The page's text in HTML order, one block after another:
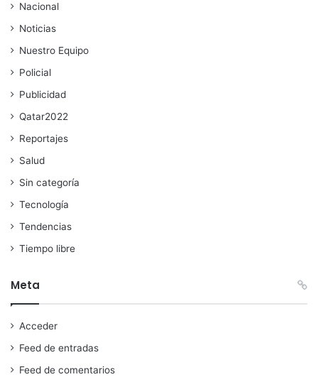
Nacional
Noticias
Nuestro Equipo
Policial
Publicidad
Qatar2022
Reportajes
Salud
Sin categoría
Tecnología
Tendencias
Tiempo libre
Meta
Acceder
Feed de entradas
Feed de comentarios